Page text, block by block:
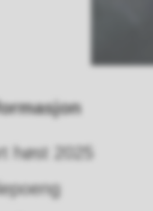
høst 2025